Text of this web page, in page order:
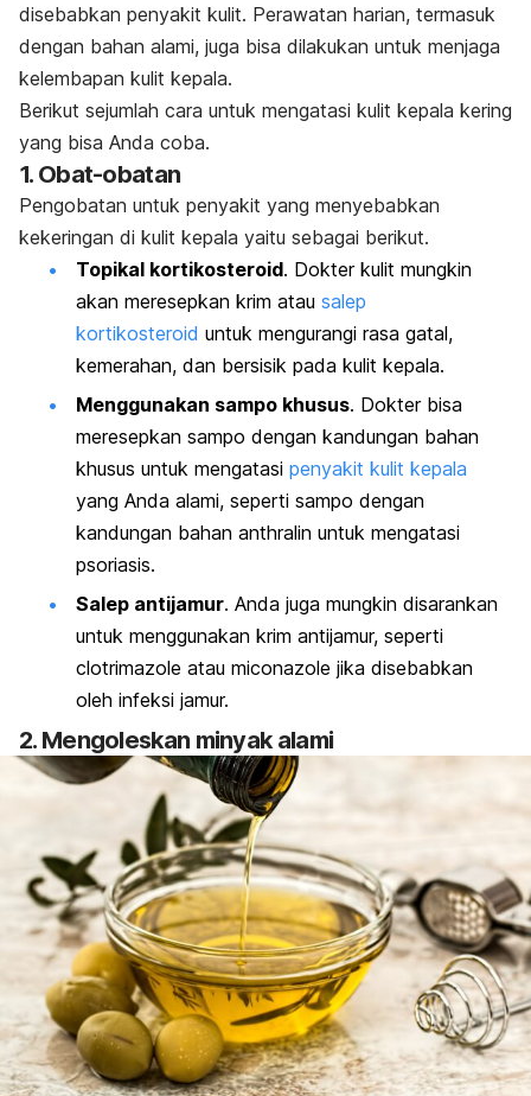
disebabkan penyakit kulit. Perawatan harian, termasuk
dengan bahan alami, juga bisa dilakukan untuk menjaga
kelembapan kulit kepala.
Berikut sejumlah cara untuk mengatasi kulit kepala kering
yang bisa Anda coba.
1. Obat-obatan
Pengobatan untuk penyakit yang menyebabkan
kekeringan di kulit kepala yaitu sebagai berikut.
Topikal kortikosteroid. Dokter kulit mungkin
akan meresepkan krim atau salep
kortikosteroid untuk mengurangi rasa gatal,
kemerahan, dan bersisik pada kulit kepala.
Menggunakan sampo khusus. Dokter bisa
meresepkan sampo dengan kandungan bahan
khusus untuk mengatasi penyakit kulit kepala
yang Anda alami, seperti sampo dengan
kandungan bahan anthralin untuk mengatasi
psoriasis.
Salep antijamur. Anda juga mungkin disarankan
untuk menggunakan krim antijamur, seperti
clotrimazole atau miconazole jika disebabkan
oleh infeksi jamur.
2. Mengoleskan minyak alami